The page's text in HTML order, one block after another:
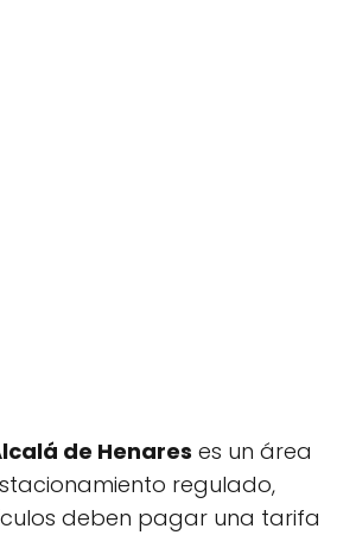
de Henares es un área
regulado,
deben pagar una tarifa